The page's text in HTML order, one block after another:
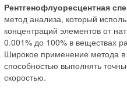
Рентгенофлуоресцентная
метод анализа, который
концентраций элементов от
0.001% до 100% в веществах
Широкое применение метода в
способностью выполнять
скоростью.